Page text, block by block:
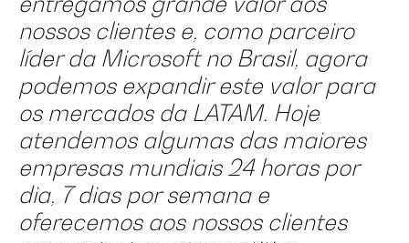
nossos clientes e, como parceiro
líder da Microsoft no Brasil, agora
podemos expandir este valor para
os mercados da LATAM. Hoje
atendemos algumas das maiores
empresas mundiais 24 horas por
dia, 7 dias por semana e
oferecemos aos nossos clientes